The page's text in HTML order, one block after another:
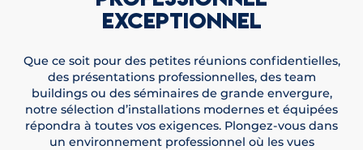
EXCEPTIONNEL
Que ce soit pour des petites réunions confidentielles,
des présentations professionnelles, des team
buildings ou des séminaires de grande envergure,
notre sélection d’installations modernes et équipées
répondra à toutes vos exigences. Plongez-vous dans
un environnement professionnel où les vues